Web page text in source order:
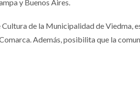
y Buenos Aires.
de la Municipalidad de Viedma,
Además, posibilita que la